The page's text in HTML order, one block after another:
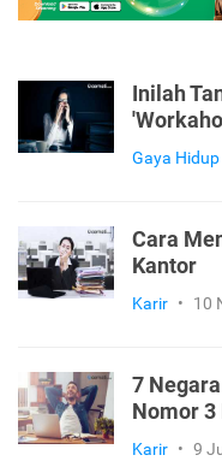
Inilah
Gaya Hidup
Cara
Kantor
Karir • 10
7
Nomor
Karir • 9